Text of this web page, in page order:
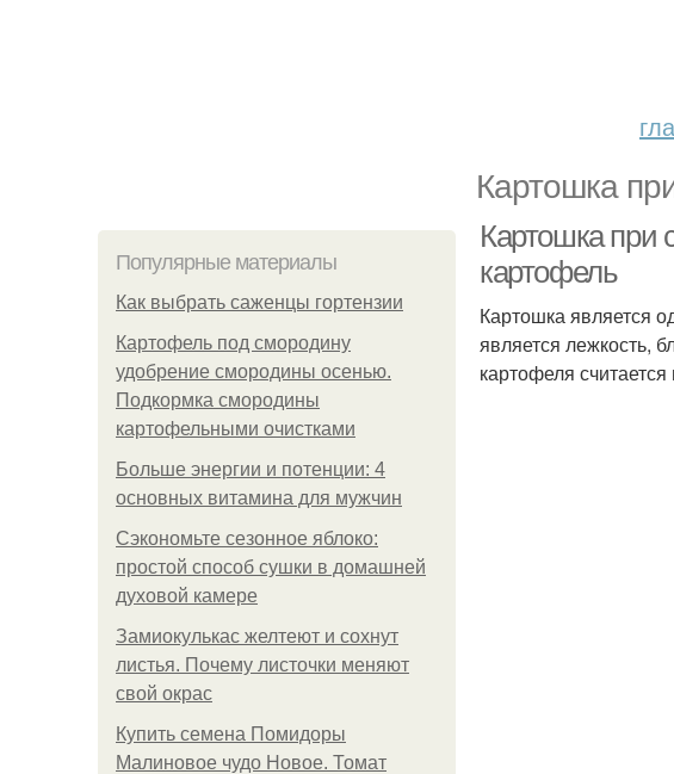
Картошка
Популярные материалы
Как выбрать саженцы гортензии
Картофель под смородину
удобрение смородины осенью.
Подкормка смородины
картофельными очистками
Больше энергии и потенции: 4
основных витамина для мужчин
Сэкономьте сезонное яблоко:
простой способ сушки в домашней
духовой камере
Замиокулькас желтеют и сохнут
листья. Почему листочки меняют
свой окрас
Купить семена Помидоры
Малиновое чудо Новое. Томат
Картошка при
картофель
Картошка является
является лежкость,
картофеля